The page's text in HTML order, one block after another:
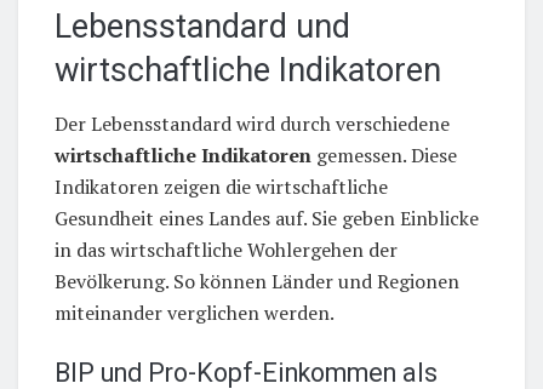
Lebensstandard und
wirtschaftliche Indikatoren
Der Lebensstandard wird durch verschiedene
wirtschaftliche Indikatoren gemessen. Diese
Indikatoren zeigen die wirtschaftliche
Gesundheit eines Landes auf. Sie geben Einblicke
in das wirtschaftliche Wohlergehen der
Bevölkerung. So können Länder und Regionen
miteinander verglichen werden.
BIP und Pro-Kopf-Einkommen als